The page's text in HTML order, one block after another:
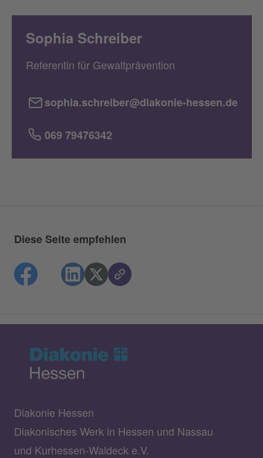
Sophia Schreiber
Referentin für Gewaltprävention
sophia.schreiber@diakonie-hessen.de
069 79476342
Diese Seite empfehlen
Diakonie Hessen
Diakonisches Werk in Hessen und Nassau
und Kurhessen-Waldeck e.V.